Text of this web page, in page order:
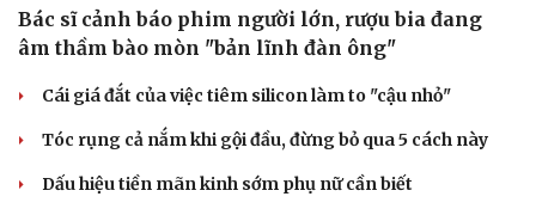
Bác sĩ cảnh báo phim người lớn, rượu bia đang
âm thầm bào mòn "bản lĩnh đàn ông"
Cái giá đắt của việc tiêm silicon làm to "cậu nhỏ"
Tóc rụng cả nắm khi gội đầu, đừng bỏ qua 5 cách này
Dấu hiệu tiền mãn kinh sớm phụ nữ cần biết